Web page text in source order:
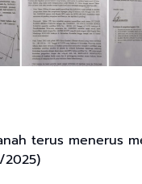
terus menerus
2025)